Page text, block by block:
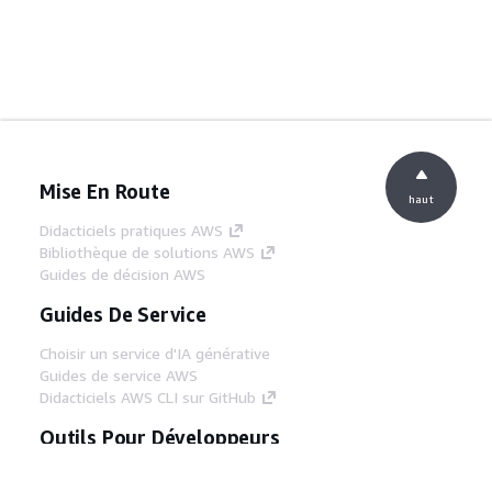
Mise En Route
Didacticiels pratiques AWS
Bibliothèque de solutions AWS
Guides de décision AWS
Guides De Service
Choisir un service d'IA générative
Guides de service AWS
Didacticiels AWS CLI sur GitHub
Outils Pour Développeurs
haut